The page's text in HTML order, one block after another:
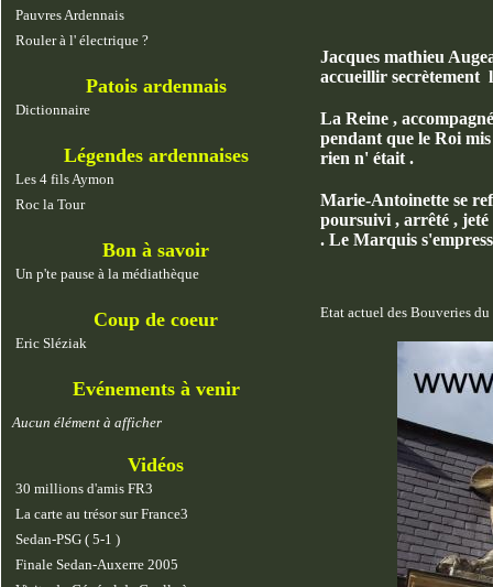
Pauvres Ardennais
Rouler à l' électrique ?
Patois ardennais
Dictionnaire
Légendes ardennaises
Les 4 fils Aymon
Roc la Tour
Bon à savoir
Un p'te pause à la médiathèque
Coup de coeur
Eric Sléziak
Evénements à venir
Aucun élément à afficher
Vidéos
30 millions d'amis FR3
La carte au trésor sur France3
Sedan-PSG ( 5-1 )
Finale Sedan-Auxerre 2005
Jacques mathieu
accueillir secrètement
La Reine ,
pendant que le Roi
rien n' était .
Marie-Antoinette se
poursuivi , arrêté ,
. Le Marquis
Etat actuel des Bouveries